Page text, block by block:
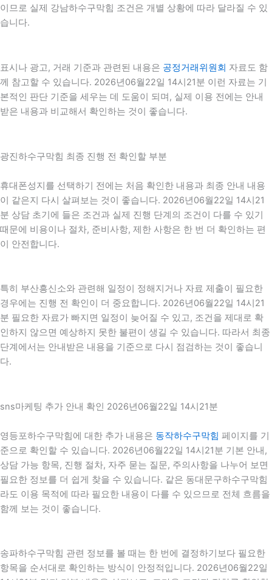
이므로 실제 강남하수구막힘 조건은 개별 상황에 따라 달라질 수 있
습니다.
표시나 광고, 거래 기준과 관련된 내용은 공정거래위원회 자료도 함
께 참고할 수 있습니다. 2026년06월22일 14시21분 이런 자료는 기
본적인 판단 기준을 세우는 데 도움이 되며, 실제 이용 전에는 안내
받은 내용과 비교해서 확인하는 것이 좋습니다.
광진하수구막힘 최종 진행 전 확인할 부분
휴대폰성지를 선택하기 전에는 처음 확인한 내용과 최종 안내 내용
이 같은지 다시 살펴보는 것이 좋습니다. 2026년06월22일 14시21
분 상담 초기에 들은 조건과 실제 진행 단계의 조건이 다를 수 있기
때문에 비용이나 절차, 준비사항, 제한 사항은 한 번 더 확인하는 편
이 안전합니다.
특히 부산흥신소와 관련해 일정이 정해지거나 자료 제출이 필요한
경우에는 진행 전 확인이 더 중요합니다. 2026년06월22일 14시21
분 필요한 자료가 빠지면 일정이 늦어질 수 있고, 조건을 제대로 확
인하지 않으면 예상하지 못한 불편이 생길 수 있습니다. 따라서 최종
단계에서는 안내받은 내용을 기준으로 다시 점검하는 것이 좋습니
다.
sns마케팅 추가 안내 확인 2026년06월22일 14시21분
영등포하수구막힘에 대한 추가 내용은 동작하수구막힘 페이지를 기
준으로 확인할 수 있습니다. 2026년06월22일 14시21분 기본 안내,
상담 가능 항목, 진행 절차, 자주 묻는 질문, 주의사항을 나누어 보면
필요한 정보를 더 쉽게 찾을 수 있습니다. 같은 동대문구하수구막힘
라도 이용 목적에 따라 필요한 내용이 다를 수 있으므로 전체 흐름을
함께 보는 것이 좋습니다.
송파하수구막힘 관련 정보를 볼 때는 한 번에 결정하기보다 필요한
항목을 순서대로 확인하는 방식이 안정적입니다. 2026년06월22일